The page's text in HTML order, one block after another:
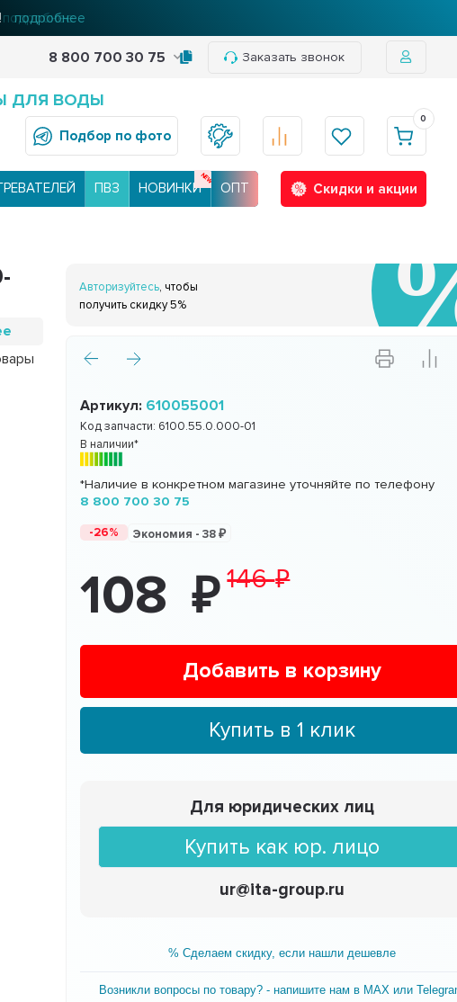
подробнее
8 800 700 30 75 Заказать звонок
ДЛЯ ВОДЫ
Подбор по фото
0
ПВЗ НОВИНКИ ОПТ
Скидки и акции
Авторизуйтесь, чтобы
получить скидку 5%
Артикул: 610055001
Код запчасти: 6100.55.0.000-01
В наличии*
*Наличие в конкретном магазине уточняйте по телефону
8 800 700 30 75
-26% Экономия -38
108 146
Добавить в корзину
Купить в 1 клик
Для юридических лиц
Купить как юр. лицо
ur@ita-group.ru
% Сделаем скидку, если нашли дешевле
Возникли вопросы по товару? - напишите нам в MAX или